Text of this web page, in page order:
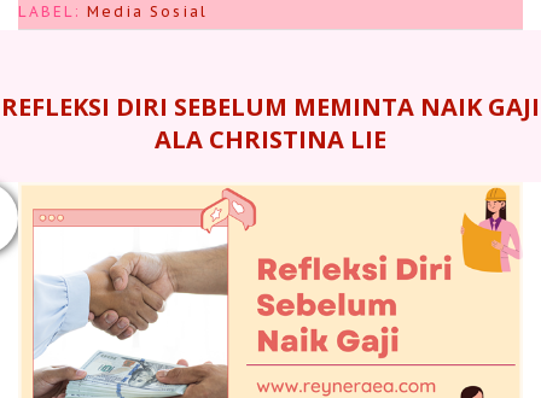
LABEL: Media Sosial
REFLEKSI DIRI SEBELUM MEMINTA NAIK GAJI
ALA CHRISTINA LIE